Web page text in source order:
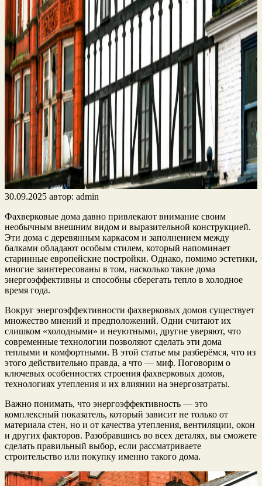
30.09.2025 автор: admin
Фахверковые дома давно привлекают внимание своим
необычным внешним видом и выразительной конструкцией.
Эти дома с деревянным каркасом и заполнением между
балками обладают особым стилем, который напоминает
старинные европейские постройки. Однако, помимо эстетики,
многие заинтересованы в том, насколько такие дома
энергоэффективны и способны сберегать тепло в холодное
время года.
Вокруг энергоэффективности фахверковых домов существует
множество мнений и предположений. Одни считают их
слишком «холодными» и неуютными, другие уверяют, что
современные технологии позволяют сделать эти дома
теплыми и комфортными. В этой статье мы разберёмся, что из
этого действительно правда, а что — миф. Поговорим о
ключевых особенностях строения фахверковых домов,
технологиях утепления и их влиянии на энергозатраты.
Важно понимать, что энергоэффективность — это
комплексный показатель, который зависит не только от
материала стен, но и от качества утепления, вентиляции, окон
и других факторов. Разобравшись во всех деталях, вы сможете
сделать правильный выбор, если рассматриваете
строительство или покупку именно такого дома.